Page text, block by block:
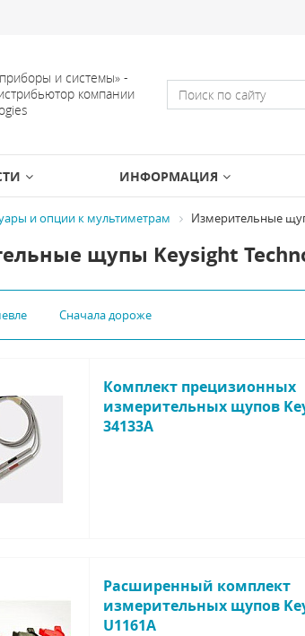
и системы» -
компании
ИНФОРМАЦИЯ
и опции к мультиметрам Измерительные
щупы Keysight
Сначала дороже
Комплект прецизионных
измерительных щупов
34133A
Расширенный комплект
измерительных щупов
U1161A